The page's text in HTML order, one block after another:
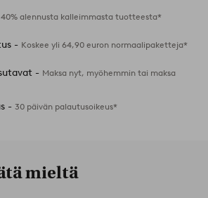
40% alennusta kalleimmasta tuotteesta*
- Koskee yli 64,90 euron normaalipaketteja*
- Maksa nyt, myöhemmin tai maksa
- 30 päivän palautusoikeus*
mieltä